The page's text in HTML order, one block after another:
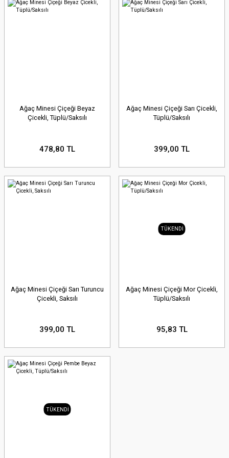
Ağaç Minesi Çiçeği Beyaz
Çicekli, Tüplü/Saksılı
478,80 TL
Ağaç Minesi Çiçeği Sarı Çicekli,
Tüplü/Saksılı
399,00 TL
Ağaç Minesi Çiçeği Sarı Turuncu
Çicekli, Saksılı
399,00 TL
TÜKENDİ
Ağaç Minesi Çiçeği Mor Çicekli,
Tüplü/Saksılı
95,83 TL
TÜKENDİ